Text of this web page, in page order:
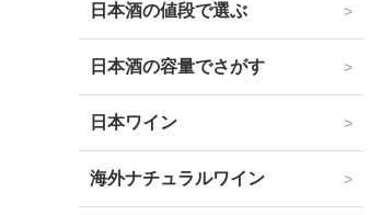
日本酒の値段で選ぶ
日本酒の容量でさがす
日本ワイン
海外ナチュラルワイン